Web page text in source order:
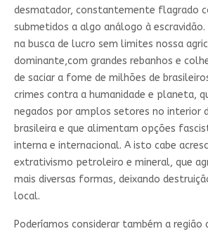
desmatador, constantemente flagrado
submetidos a algo análogo à escravidão.
na busca de lucro sem limites nossa
dominante,com grandes rebanhos e
de saciar a fome de milhões de
crimes contra a humanidade e planeta,
negados por amplos setores no interior
brasileira e que alimentam opções
interna e internacional. A isto cabe
extrativismo petroleiro e mineral, que
mais diversas formas, deixando
local.
Poderíamos considerar também a região